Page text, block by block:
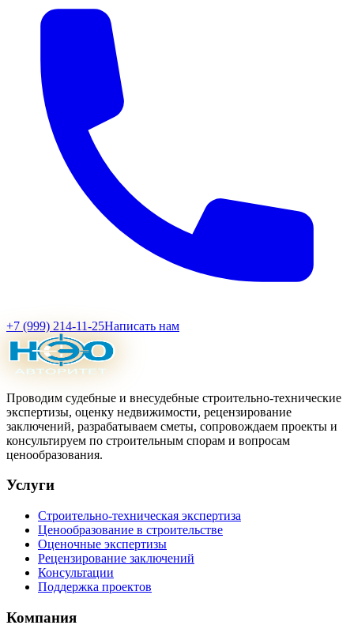
+7 (999) 214-11-25Написать нам
Проводим судебные и внесудебные строительно-технические
экспертизы, оценку недвижимости, рецензирование
заключений, разрабатываем сметы, сопровождаем проекты и
консультируем по строительным спорам и вопросам
ценообразования.
Услуги
Строительно-техническая экспертиза
Ценообразование в строительстве
Оценочные экспертизы
Рецензирование заключений
Консультации
Поддержка проектов
Компания